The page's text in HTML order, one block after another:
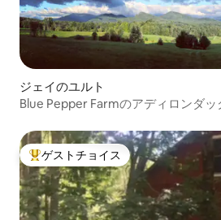
ジェイのユルト
Blue Pepper Farmのアディロンダッ
大好評のゲストチョイスです。
ゲストチョイス